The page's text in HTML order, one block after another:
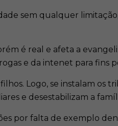
sem qualquer
é real e afeta a
e da intenet para fins
Logo, se instalam os
e desestabilizam a
por falta de exemplo